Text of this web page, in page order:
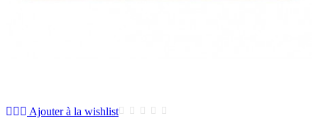
Ajouter à la wishlist